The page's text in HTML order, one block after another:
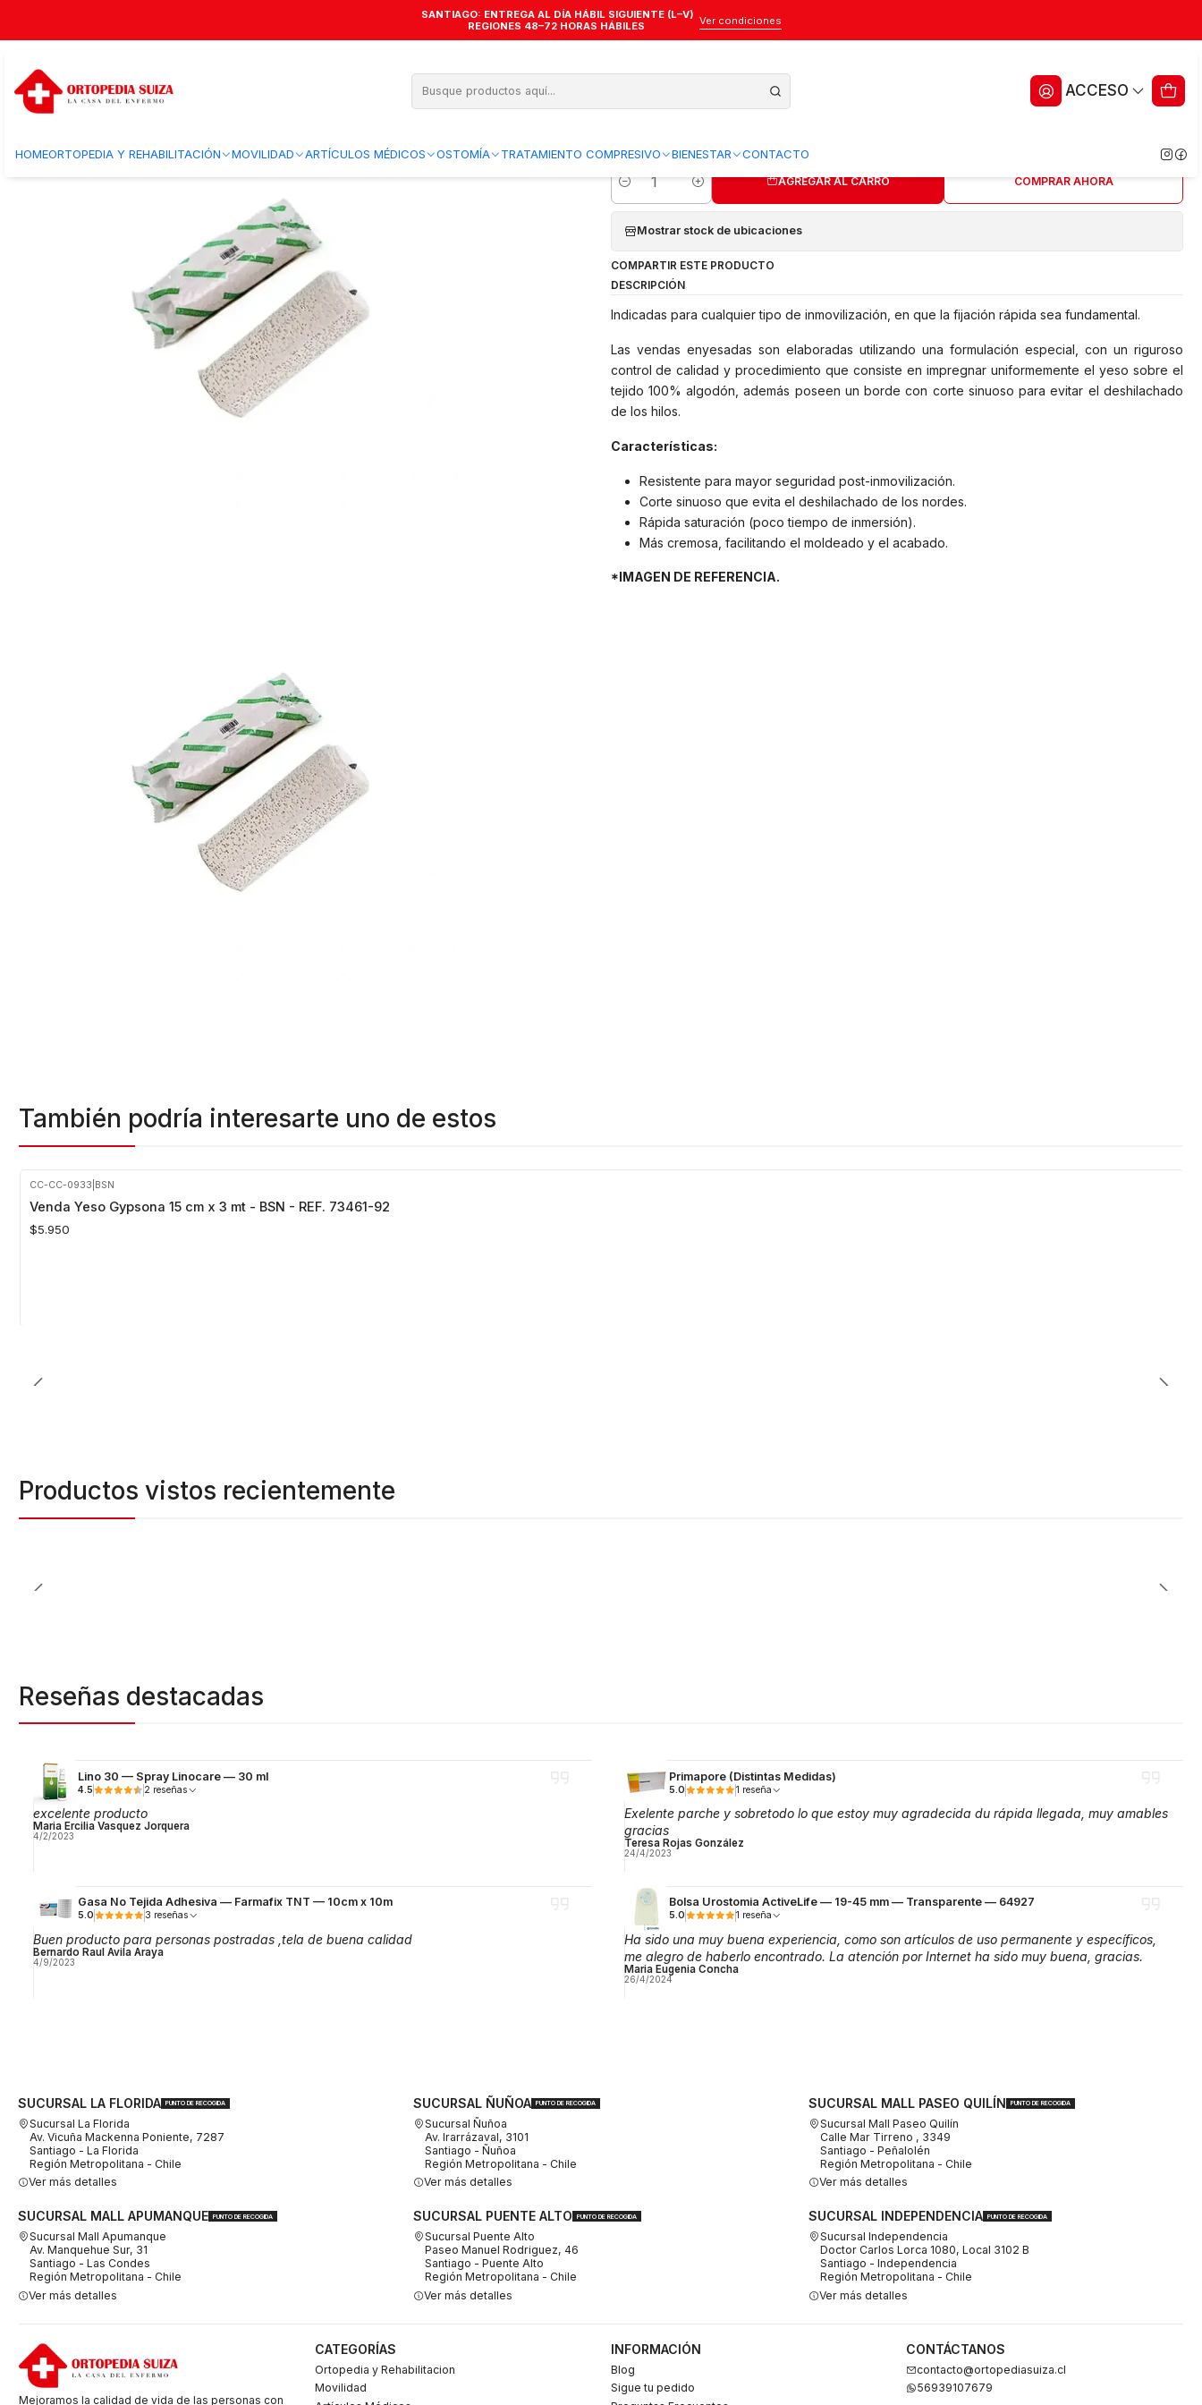
ACCESO
HOMEORTOPEDIA Y REHABILITACIÓN MOVILIDAD ARTÍCULOS MÉDICOS OSTOMÍA TRATAMIENTO COMPRESIVO BIENESTAR CONTACTO
SANTIAGO: ENTREGA AL DÍA HÁBIL SIGUIENTE (L–V)
REGIONES 48–72 HORAS HÁBILES
Ver condiciones
Venda Yeso 15 cm x 3 YDS - ALL - REF. 9900
Venda Yeso 15 cm x 3 YDS - ALL - REF. 9900
Cantidad
AGREGAR AL CARRO COMPRAR AHORA
Mostrar stock de ubicaciones
COMPARTIR ESTE PRODUCTO
DESCRIPCIÓN
Indicadas para cualquier tipo de inmovilización, en que la fijación rápida sea fundamental.
Las vendas enyesadas son elaboradas utilizando una formulación especial, con un riguroso
control de calidad y procedimiento que consiste en impregnar uniformemente el yeso sobre el
tejido 100% algodón, además poseen un borde con corte sinuoso para evitar el deshilachado
de los hilos.
Características:
Resistente para mayor seguridad post-inmovilización.
Corte sinuoso que evita el deshilachado de los nordes.
Rápida saturación (poco tiempo de inmersión).
Más cremosa, facilitando el moldeado y el acabado.
*IMAGEN DE REFERENCIA.
También podría interesarte uno de estos
CC-CC-0933 BSN
Venda Yeso Gypsona 15 cm x 3 mt - BSN - REF. 73461-92
$5.950
Productos vistos recientemente
Reseñas destacadas
Lino 30 — Spray Linocare — 30 ml
4.5 2 reseñas
excelente producto
Maria Ercilia Vasquez Jorquera
4/2/2023
Primapore (Distintas Medidas)
5.0 1 reseña
Exelente parche y sobretodo lo que estoy muy agradecida du rápida llegada, muy amables
gracias
Teresa Rojas González
24/4/2023
Gasa No Tejida Adhesiva — Farmafix TNT — 10cm x 10m
5.0 3 reseñas
Buen producto para personas postradas ,tela de buena calidad
Bernardo Raul Avila Araya
4/9/2023
Bolsa Urostomia ActiveLife — 19-45 mm — Transparente — 64927
5.0 1 reseña
Ha sido una muy buena experiencia, como son artículos de uso permanente y específicos,
me alegro de haberlo encontrado. La atención por Internet ha sido muy buena, gracias.
Maria Eugenia Concha
26/4/2024
SUCURSAL LA FLORIDA PUNTO DE RECOGIDA
Sucursal La Florida
Av. Vicuña Mackenna Poniente, 7287
Santiago - La Florida
Región Metropolitana - Chile
Ver más detalles
SUCURSAL ÑUÑOA PUNTO DE RECOGIDA
Sucursal Ñuñoa
Av. Irarrázaval, 3101
Santiago - Ñuñoa
Región Metropolitana - Chile
Ver más detalles
SUCURSAL MALL PASEO QUILÍN PUNTO DE RECOGIDA
Sucursal Mall Paseo Quilín
Calle Mar Tirreno , 3349
Santiago - Peñalolén
Región Metropolitana - Chile
Ver más detalles
SUCURSAL MALL APUMANQUE PUNTO DE RECOGIDA
Sucursal Mall Apumanque
Av. Manquehue Sur, 31
Santiago - Las Condes
Región Metropolitana - Chile
Ver más detalles
SUCURSAL PUENTE ALTO PUNTO DE RECOGIDA
Sucursal Puente Alto
Paseo Manuel Rodriguez, 46
Santiago - Puente Alto
Región Metropolitana - Chile
Ver más detalles
SUCURSAL INDEPENDENCIA PUNTO DE RECOGIDA
Sucursal Independencia
Doctor Carlos Lorca 1080, Local 3102 B
Santiago - Independencia
Región Metropolitana - Chile
Ver más detalles
Mejoramos la calidad de vida de las personas con
CATEGORÍAS
Ortopedia y Rehabilitacion
Movilidad
INFORMACIÓN
Blog
Sigue tu pedido
CONTÁCTANOS
contacto@ortopediasuiza.cl
56939107679